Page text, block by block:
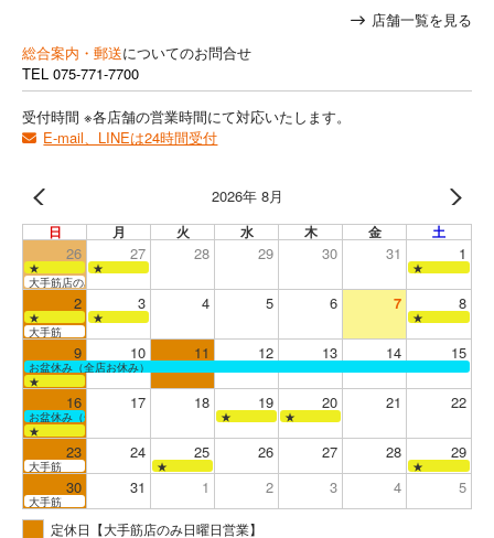
店舗一覧を見る
総合案内・郵送についてのお問合せ
TEL 075-771-7700
受付時間 ※各店舗の営業時間にて対応いたします。
E-mail、LINEは24時間受付
2026年 8月
日 月 火 水 木 金 土
26 27 28 29 30 31 1
★ ★
★
大手筋店のみ営業
2 3 4 5 6 7 8
★ ★
★
大手筋
9 10 11 12 13 14 15
お盆休み（全店お休み）
★
16 17 18 19 20 21 22
お盆休み（全店お休み） ★
★
★
23 24 25 26 27 28 29
大手筋 ★ ★
30 31 1 2 3 4 5
大手筋
定休日【大手筋店のみ日曜日営業】